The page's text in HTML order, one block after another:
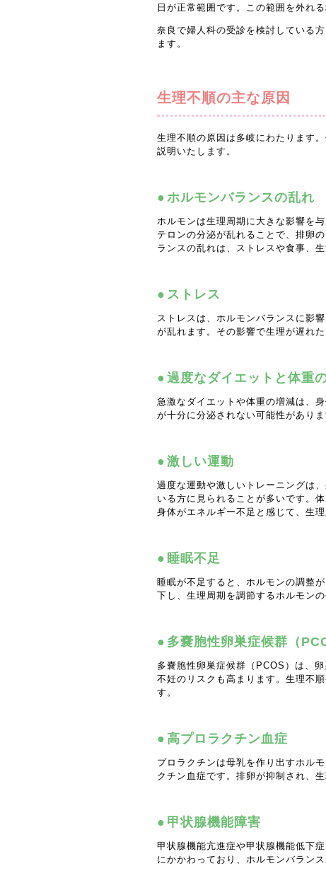
日が正常範囲です。この範囲を外れ
奈良で婦人科の受診を検討している
ます。
生理不順の主な原因
生理不順の原因は多岐にわたります
説明いたします。
ホルモンバランスの乱れ
ホルモンは生理周期に大きな影響を
テロンの分泌が乱れることで、排卵
ランスの乱れは、ストレスや食事、
ストレス
ストレスは、ホルモンバランスに影
が乱れます。その影響で生理が遅れ
過度なダイエットと体重
急激なダイエットや体重の増減は、
が十分に分泌されない可能性があり
激しい運動
過度な運動や激しいトレーニングは
いる方に見られることが多いです。
身体がエネルギー不足と感じて、生
睡眠不足
睡眠が不足すると、ホルモンの調整
下し、生理周期を調節するホルモン
多嚢胞性卵巣症候群（
多嚢胞性卵巣症候群（PCOS）は、
不妊のリスクも高まります。生理不
す。
高プロラクチン血症
プロラクチンは母乳を作り出すホル
クチン血症です。排卵が抑制され、
甲状腺機能障害
甲状腺機能亢進症や甲状腺機能低下
にかかわっており、ホルモンバラン